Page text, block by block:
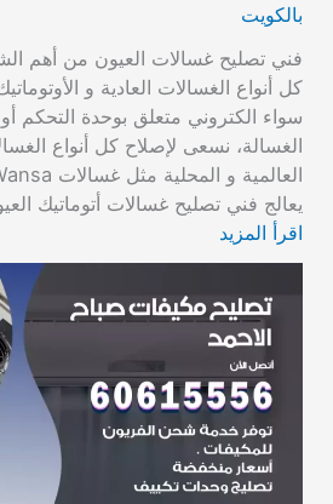
بالكويت
فني تصليح غسالات العيون من أهم
كل أنواع الغسالات العادية و
سواء الكتروني متعلق بوحدة التحكم
الغسالة، نسعى لإصلاح كل أنواع
يعالج فني تصليح غسالات أتوماتيك
اقرأ المزيد